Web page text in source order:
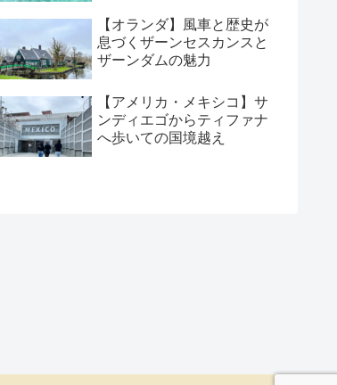
【オランダ】風車と歴史が
息づくザーンセスカンスと
ザーンダムの魅力
【アメリカ・メキシコ】サ
ンディエゴからティファナ
へ歩いての国境越え